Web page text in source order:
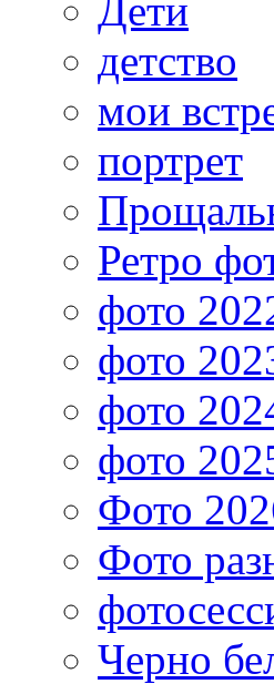
Дети
детство
мои
портрет
Ретро
фото
фото
фото
фото
Фото
Фото
Черно